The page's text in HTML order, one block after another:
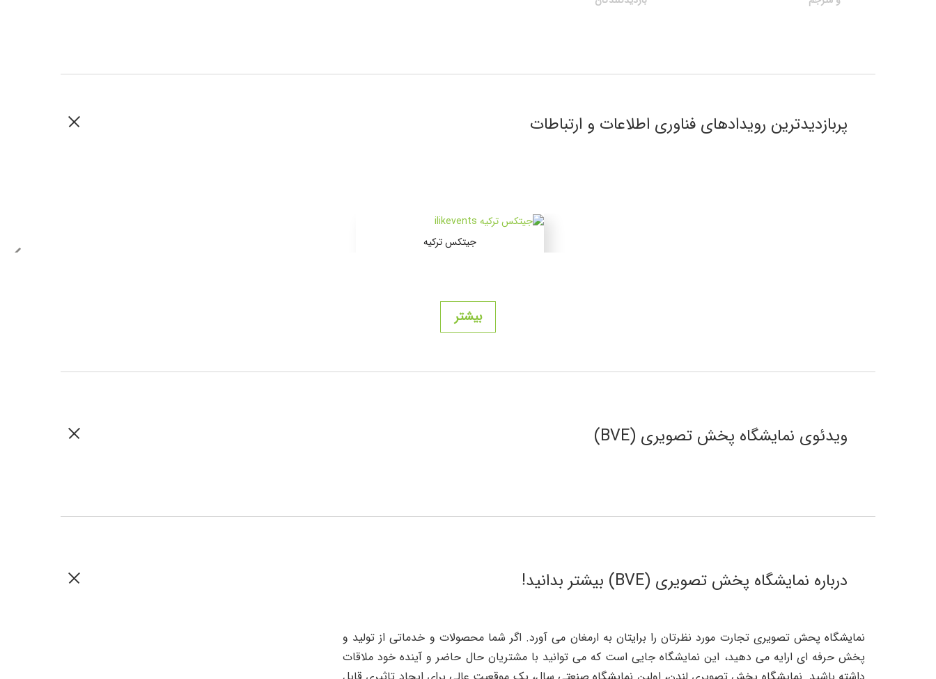
پربازدیدترین رویدادهای فناوری اطلاعات و ارتباطات
جیتکس ترکیه
بیشتر
ویدئوی نمایشگاه پخش تصویری (BVE)
درباره نمایشگاه پخش تصویری (BVE) بیشتر بدانید!
نمایشگاه پحش تصویری تجارت مورد نظرتان را برایتان به ارمغان می آورد. اگر شما محصولات و خدماتی از تولید و
پخش حرفه ای ارایه می دهید، این نمایشگاه جایی است که می توانید با مشتریان حال حاضر و آینده خود ملاقات